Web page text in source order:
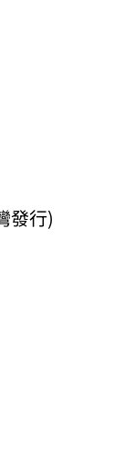
發行)